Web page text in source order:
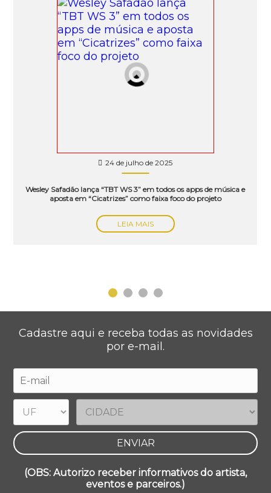
24 de julho de 2025
Wesley Safadão lança “TBT WS 3” em todos os apps de música e
aposta em “Cicatrizes” como faixa foco do projeto
LEIA MAIS
Cadastre aqui e receba todas as novidades
por e-mail.
(OBS: Autorizo receber informativos do artista,
eventos e parceiros.)